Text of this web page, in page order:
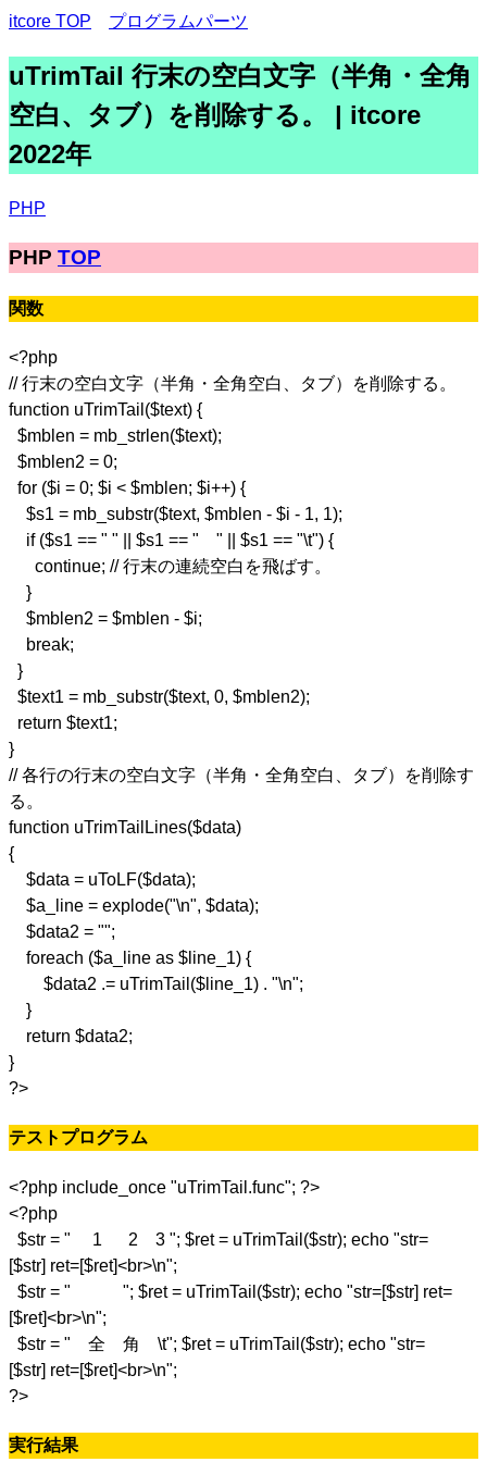
itcore TOP プログラムパーツ
uTrimTail 行末の空白文字（半角・全角
空白、タブ）を削除する。 | itcore
2022年
PHP
PHP TOP
関数
<?php
// 行末の空白文字（半角・全角空白、タブ）を削除する。
function uTrimTail($text) {
$mblen = mb_strlen($text);
$mblen2 = 0;
for ($i = 0; $i < $mblen; $i++) {
$s1 = mb_substr($text, $mblen - $i - 1, 1);
if ($s1 == " " || $s1 == " " || $s1 == "\t") {
continue; // 行末の連続空白を飛ばす。
}
$mblen2 = $mblen - $i;
break;
}
$text1 = mb_substr($text, 0, $mblen2);
return $text1;
}
// 各行の行末の空白文字（半角・全角空白、タブ）を削除す
る。
function uTrimTailLines($data)
{
$data = uToLF($data);
$a_line = explode("\n", $data);
$data2 = "";
foreach ($a_line as $line_1) {
$data2 .= uTrimTail($line_1) . "\n";
}
return $data2;
}
?>
テストプログラム
<?php include_once "uTrimTail.func"; ?>
<?php
$str = " 1 2 3 "; $ret = uTrimTail($str); echo "str=
[$str] ret=[$ret]<br>\n";
$str = " "; $ret = uTrimTail($str); echo "str=[$str] ret=
[$ret]<br>\n";
$str = " 全 角 \t"; $ret = uTrimTail($str); echo "str=
[$str] ret=[$ret]<br>\n";
?>
実行結果